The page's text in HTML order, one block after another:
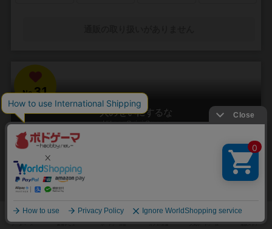
No.31
人のせいにするな
Hitono Seini Suruna
3～5人
責任をなすりつけろ！
「お前がやったんだろ！！」 やった覚えのないミスや罪を押し付けら